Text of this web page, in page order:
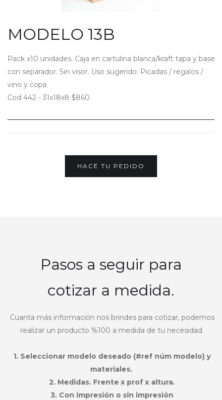
MODELO 13B
Pack x10 unidades. Caja en cartulina blanca/kraft tapa y base
con separador. Sin visor. Uso sugerido: Picadas / regalos /
vino y copa
Cod 442 - 31x18x8 $860
HACÉ TU PEDIDO
Pasos a seguir para
cotizar a medida.
Cuanta más información nos brindes para cotizar, podemos
realizar un producto %100 a medida de tu necesidad.
1. Seleccionar modelo deseado (#ref núm modelo) y
materiales.
2. Medidas. Frente x prof x altura.
3. Con impresión o sin impresión